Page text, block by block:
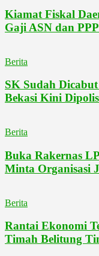
Kiamat Fiskal
Gaji ASN dan
Berita
SK Sudah
Bekasi Kini
Berita
Buka Rakernas
Minta Organisasi
Berita
Rantai Ekonomi
Timah Belitung